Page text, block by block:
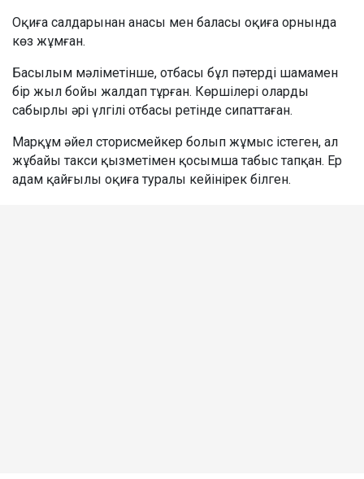
Оқиға салдарынан анасы мен баласы оқиға орнында
көз жұмған.
Басылым мәліметінше, отбасы бұл пәтерді шамамен
бір жыл бойы жалдап тұрған. Көршілері оларды
сабырлы әрі үлгілі отбасы ретінде сипаттаған.
Марқұм әйел сторисмейкер болып жұмыс істеген, ал
жұбайы такси қызметімен қосымша табыс тапқан. Ер
адам қайғылы оқиға туралы кейінірек білген.